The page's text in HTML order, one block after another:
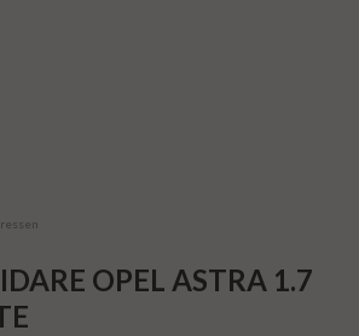
OPEL ASTRA 1.7